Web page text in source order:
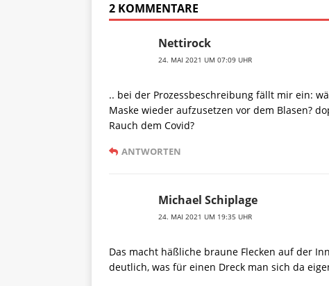
2 KOMMENTARE
Nettirock
24. MAI 2021 UM 07:09 UHR
.. bei der Prozessbeschreibung fällt mir ein:
Maske wieder aufzusetzen vor dem Blasen?
Rauch dem Covid?
ANTWORTEN
Michael Schiplage
24. MAI 2021 UM 19:35 UHR
Das macht häßliche braune Flecken auf der
deutlich, was für einen Dreck man sich da